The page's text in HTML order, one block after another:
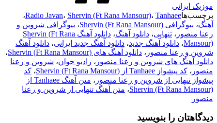
موزیک ایرانی
برچسب‌ها
Radio Javan، Shervin (Ft Rana Mansour)، Tanhaee
،
آهنگ، بیوگرافی Shervin (Ft Rana Mansour) ، بیوگرافی شروین و
رعنا منصور ، تنهایی، دانلود آهنگ،
دانلود آهنگ Shervin (Ft Rana
Mansour)، دانلود آهنگ جدید، دانلود آهنگ جدید ایرانی، دانلود آهنگ
شروین و رعنا منصور ، دانلود آهنگ های Shervin (Ft Rana Mansour)
،
دانلود آهنگ های شروین و رعنا منصور ، رادیو جوان، شروین و رعنا
منصور ، کد پیشواز Tanhaee از Shervin (Ft Rana Mansour) ، کد
پیشواز تنهایی از شروین و رعنا منصور ،
متن آهنگ Tanhaee از
Shervin (Ft Rana Mansour)، متن آهنگ تنهایی از شروین و رعنا
منصور
دیدگاهتان را بنویسید